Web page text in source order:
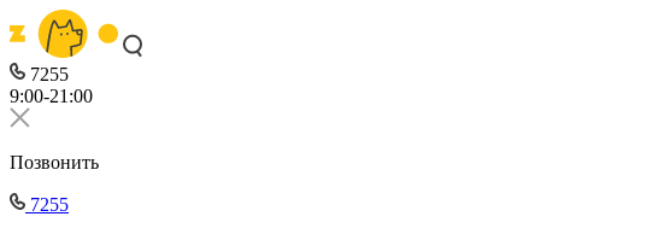
7255
9:00-21:00
Позвонить
7255